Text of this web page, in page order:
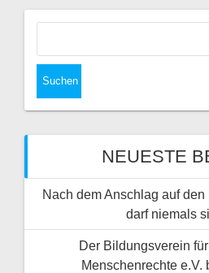
NEUESTE
Nach dem Anschlag auf
darf niemals
Der Bildungsverein
Menschenrechte e.V.